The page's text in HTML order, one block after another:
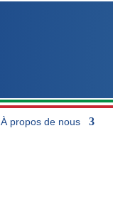
À propos de nous